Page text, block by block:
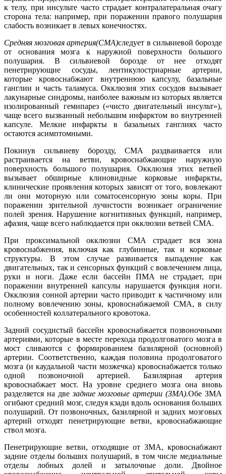
к телу, при инсульте часто страдает контралатеральная очагу
сторона тела: например, при поражении правого полушария
слабость возникает в левых конечностях.
Средняя мозговая артерия(СМА)следует в сильвиевой борозде
от основания мозга к наружной поверхности большого
полушария. В сильвиевой борозде от нее отходят
пенетрирующие сосуды, лентикулостриарные артерии,
которые кровоснабжают внутреннюю капсулу, базальные
ганглии и часть таламуса. Окклюзия этих сосудов вызывает
лакунарные синдромы, наиболее важным из которых является
изолированный гемипарез («чисто двигательный инсульт»),
чаще всего вызванный небольшим инфарктом во внутренней
капсуле. Мелкие инфаркты в базальных ганглиях часто
остаются асимптомными.
Покинув сильвиеву борозду, СМА раздваивается или
растраивается на ветви, кровоснабжающие наружную
поверхность большого полушария. Окклюзия этих ветвей
вызывает обширные клиновидные корковые инфаркты,
клинические проявления которых зависят от того, вовлекают
ли они моторную или соматосенсорную зоны коры. При
поражении зрительной лучистости возникает ограничение
полей зрения. Нарушение когнитивных функций, например,
афазия, чаще всего наблюдается при окклюзии ветвей СМА.
При проксимальной окклюзии СМА страдает вся зона
кровоснабжения, включая как глубинные, так и корковые
структуры. В этом случае развивается выпадение как
двигательных, так и сенсорных функций с вовлечением лица,
руки и ноги. Даже если бассейн ПМА не страдает, при
поражении внутренней капсулы нарушается функция ноги.
Окклюзия сонной артерии часто приводит к частичному или
полному вовлечению зоны, кровоснабжаемой СМА, в силу
особенностей коллатерального кровотока.
Задний сосудистый бассейн кровоснабжается позвоночными
артериями, которые в месте перехода продолговатого мозга в
мост сливаются с формированием базилярной (основной)
артерии. Соответственно, каждая половина продолговатого
мозга (и каудальной части мозжечка) кровоснабжается только
одной позвоночной артерией. Базилярная артерия
кровоснабжает мост. На уровне среднего мозга она вновь
разделяется на двезадние мозговые артерии (ЗМА).Обе ЗМА
огибают средний мозг, следуя кзади вдоль основания больших
полушарий. От позвоночных, базилярной и задних мозговых
артерий отходят пенетрирующие ветви, кровоснабжающие
ствол мозга.
Пенетрирующие ветви, отходящие от ЗМА, кровоснабжают
задние отделы больших полушарий, в том числе медиальные
отделы лобных долей и затылочные доли. Двойное